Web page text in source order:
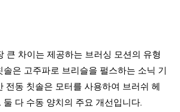
큰 차이는 제공하는 브러싱 모션의 유형
솔은 고주파로 브리슬을 펄스하는 소닉 기
전동 칫솔은 모터를 사용하여 브러쉬 헤
둘 다 수동 양치의 주요 개선입니다.